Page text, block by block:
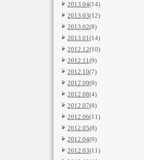
2013.04(14)
2013.03(12)
2013.02(8)
2013.01(14)
2012.12(10)
2012.11(9)
2012.10(7)
2012.09(9)
2012.08(4)
2012.07(8)
2012.06(11)
2012.05(8)
2012.04(9)
2012.03(11)